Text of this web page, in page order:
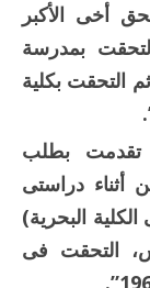
أخى الأكبر
بمدرسة
فيها فى عام 1962، ثم التحقت بكلية
تقدمت بطلب
أثناء دراستى
البحرية)
التحقت فى